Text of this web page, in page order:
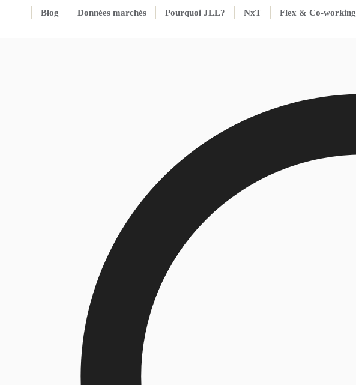
Blog Données marchés Pourquoi JLL? NxT Flex & Co-working